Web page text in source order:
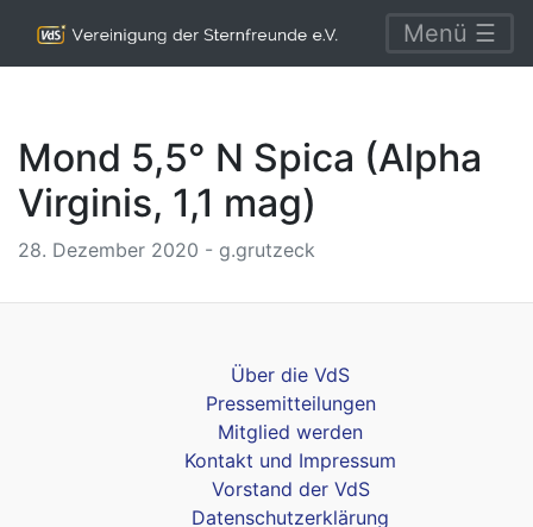
Menü ☰
Mond 5,5° N Spica (Alpha
Virginis, 1,1 mag)
28. Dezember 2020 - g.grutzeck
Über die VdS
Pressemitteilungen
Mitglied werden
Kontakt und Impressum
Vorstand der VdS
Datenschutzerklärung